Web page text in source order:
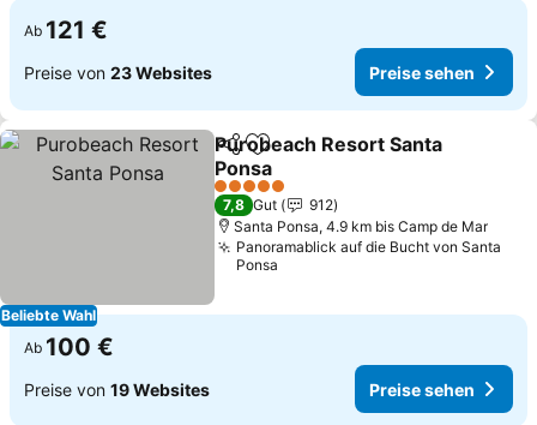
Ab 121 €
Preise von 23 Websites Preise sehen
Beliebte Wahl
TeilenZu Favoriten hinzufügen
Purobeach Resort Santa
Ponsa
5 Sterne
7,8 Gut
912
Santa Ponsa, 4.9 km bis Camp de Mar
Panoramablick auf die Bucht von Santa
Ponsa
Ab 100 €
Preise von 19 Websites Preise sehen